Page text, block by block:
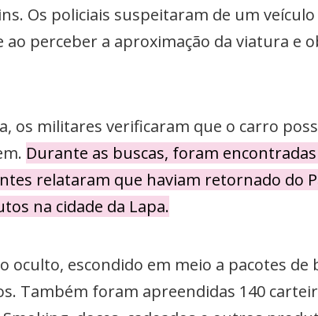
Os policiais suspeitaram de um
ao perceber a aproximação da viatura e
os militares verificaram que o carro
Durante as buscas, foram
relataram que haviam retornado do
na cidade da Lapa.
oculto, escondido em meio a pacotes de
Também foram apreendidas 140